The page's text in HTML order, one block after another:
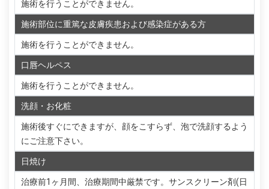
施術を行うことができません。
施術部位に重篤な皮膚疾患および感染症がある方
施術を行うことができません。
口唇ヘルペス
施術を行うことができません。
洗顔・お化粧
施術後すぐにできますが、顔をこすらず、泡で洗顔するよう
にご注意下さい。
日焼け
治療前1ヶ月間、治療期間中厳禁です。サンスクリーン剤(日